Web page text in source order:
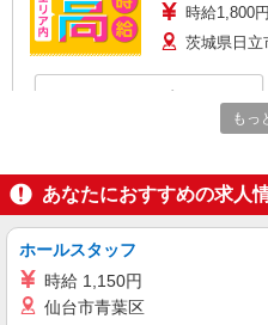
時給1,800
茨城県日立
株式会社テクノ・サービス/お仕事
内視鏡の組立
時給1200
キープ
もっ
あなたにおすすめの求人
ホールスタッフ
時給 1,150円
仙台市青葉区